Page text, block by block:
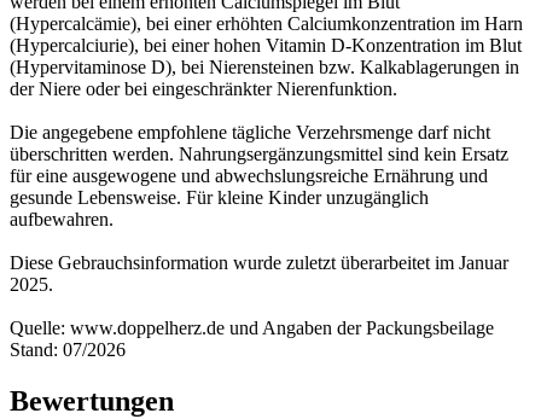
(Hypercalcämie), bei einer erhöhten Calciumkonzentration im Harn
(Hypercalciurie), bei einer hohen Vitamin D-Konzentration im Blut
(Hypervitaminose D), bei Nierensteinen bzw. Kalkablagerungen in
der Niere oder bei eingeschränkter Nierenfunktion.
Die angegebene empfohlene tägliche Verzehrsmenge darf nicht
überschritten werden. Nahrungsergänzungsmittel sind kein Ersatz
für eine ausgewogene und abwechslungsreiche Ernährung und
gesunde Lebensweise. Für kleine Kinder unzugänglich
aufbewahren.
Diese Gebrauchsinformation wurde zuletzt überarbeitet im Januar
2025.
Quelle: www.doppelherz.de und Angaben der Packungsbeilage
Stand: 07/2026
Bewertungen